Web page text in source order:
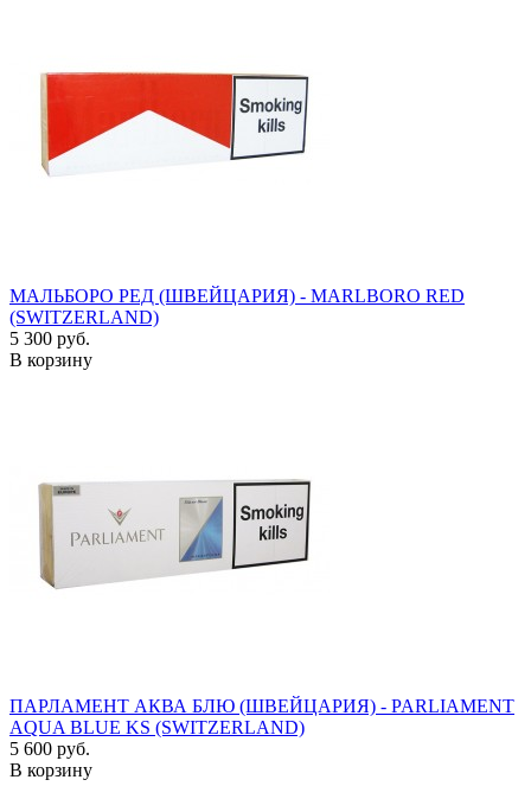
МАЛЬБОРО РЕД (ШВЕЙЦАРИЯ) - MARLBORO RED
(SWITZERLAND)
5 300 руб.
В корзину
ПАРЛАМЕНТ АКВА БЛЮ (ШВЕЙЦАРИЯ) - PARLIAMENT
AQUA BLUE KS (SWITZERLAND)
5 600 руб.
В корзину